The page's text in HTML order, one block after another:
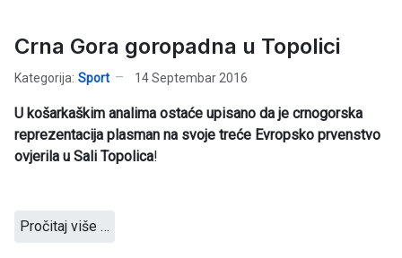
Crna Gora goropadna u Topolici
Kategorija: Sport 14 Septembar 2016
U košarkaškim analima ostaće upisano da je crnogorska
reprezentacija plasman na svoje treće Evropsko prvenstvo
ovjerila u Sali Topolica!
Pročitaj više …